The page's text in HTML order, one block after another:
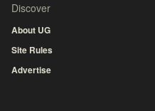
Discover
About UG
Site Rules
Advertise